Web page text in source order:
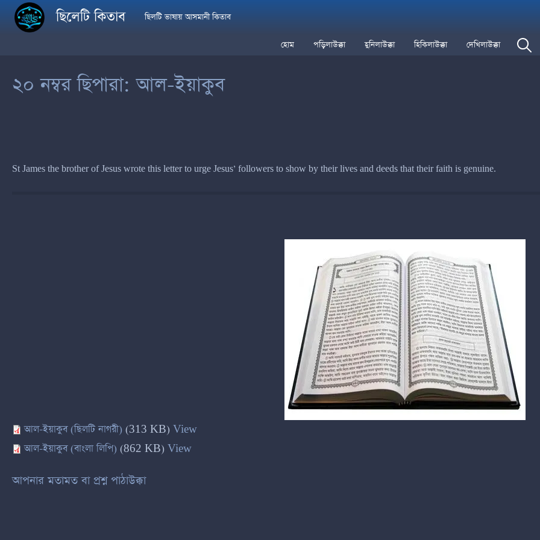
Skip to main content
ছিলেটি কিতাব ছিলটি ভাষায় আসমানী কিতাব
হোম পড়িলাউক্কা হুনিলাউক্কা হিকিলাউক্কা দেখিলাউক্কা
২০ নম্বর ছিপারা: আল-ইয়াকুব
St James the brother of Jesus wrote this letter to urge Jesus’ followers to show by their lives and deeds that their faith is genuine.
আল-ইয়াকুব (ছিলটি নাগরী) (313 KB) View
আল-ইয়াকুব (বাংলা লিপি) (862 KB) View
আপনার মতামত বা প্রশ্ন পাঠাউক্কা